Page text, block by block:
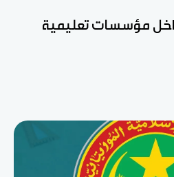
مؤسسات تعليمية